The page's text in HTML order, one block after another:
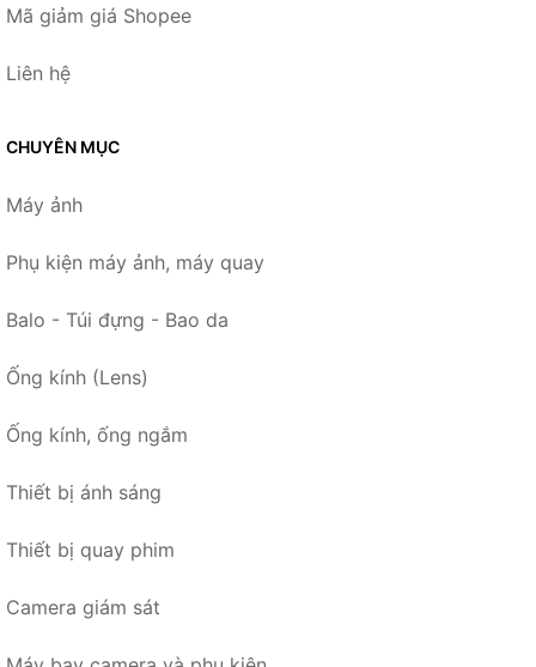
Mã giảm giá Shopee
Liên hệ
CHUYÊN MỤC
Máy ảnh
Phụ kiện máy ảnh, máy quay
Balo - Túi đựng - Bao da
Ống kính (Lens)
Ống kính, ống ngắm
Thiết bị ánh sáng
Thiết bị quay phim
Camera giám sát